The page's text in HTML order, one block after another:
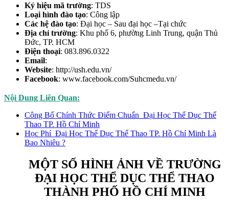
Ký hiệu mã trường: TDS
Loại hình đào tạo: Công lập
Các hệ đào tạo: Đại học – Sau đại học –Tại chức
Địa chỉ trường: Khu phố 6, phường Linh Trung, quận Thủ
Đức, TP. HCM
Điện thoại: 083.896.0322
Email:
Website: http://ush.edu.vn/
Facebook: www.facebook.com/Suhcmedu.vn/
Nội Dung Liên Quan:
Công Bố Chính Thức Điểm Chuẩn Đại Học Thể Dục Thể
Thao TP. Hồ Chí Minh
Học Phí Đại Học Thể Dục Thể Thao TP. Hồ Chí Minh Là
Bao Nhiêu ?
MỘT SỐ HÌNH ẢNH VỀ TRƯỜNG
ĐẠI HỌC THỂ DỤC THỂ THAO
THÀNH PHỐ HỒ CHÍ MINH